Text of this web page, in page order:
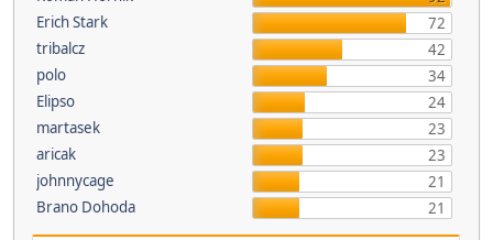
Erich Stark
72
tribalcz
42
polo
34
Elipso
24
martasek
23
aricak
23
johnnycage
21
Brano Dohoda
21